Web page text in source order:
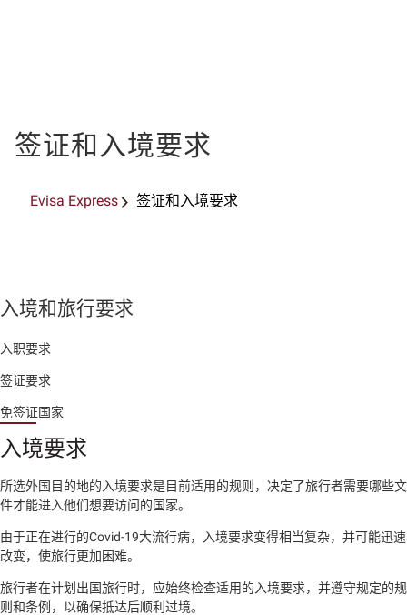
签证和入境要求
Evisa Express 签证和入境要求
入境和旅行要求
入职要求
签证要求
免签证国家
入境要求
所选外国目的地的入境要求是目前适用的规则，决定了旅行者需要哪些文
件才能进入他们想要访问的国家。
由于正在进行的Covid-19大流行病，入境要求变得相当复杂，并可能迅速
改变，使旅行更加困难。
旅行者在计划出国旅行时，应始终检查适用的入境要求，并遵守规定的规
则和条例，以确保抵达后顺利过境。